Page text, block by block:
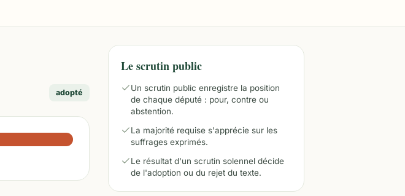
adopté
Le scrutin public
Un scrutin public enregistre la position
de chaque député : pour, contre ou
abstention.
La majorité requise s'apprécie sur les
suffrages exprimés.
Le résultat d'un scrutin solennel décide
de l'adoption ou du rejet du texte.